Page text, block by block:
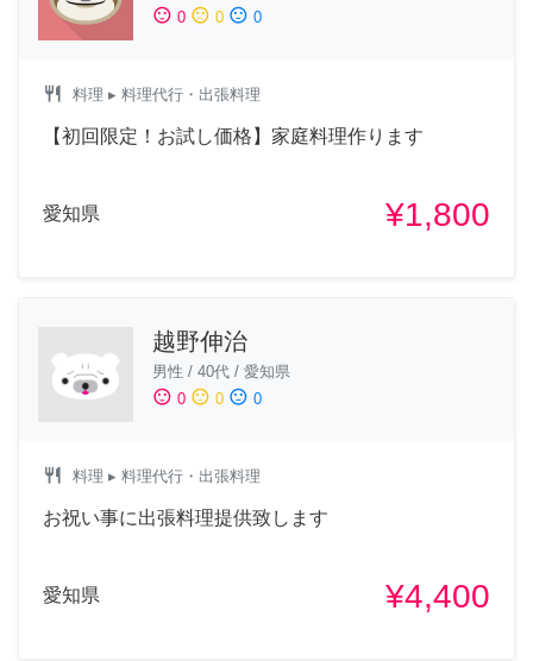
sentiment_satisfied 0 sentiment_neutral 0 sentiment_dissatisfied 0
restaurant 料理 ▸ 料理代行・出張料理
【初回限定！お試し価格】家庭料理作ります
愛知県 ¥1,800
越野伸治
男性 / 40代 / 愛知県
sentiment_satisfied 0 sentiment_neutral 0 sentiment_dissatisfied 0
restaurant 料理 ▸ 料理代行・出張料理
お祝い事に出張料理提供致します
愛知県 ¥4,400